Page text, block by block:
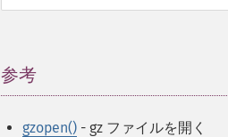
参考
gzopen() - gz ファイルを開く